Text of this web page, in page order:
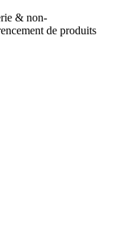
& non-
de produits